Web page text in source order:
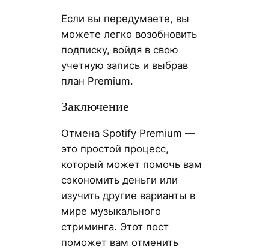
Если вы передумаете, вы
можете легко возобновить
подписку, войдя в свою
учетную запись и выбрав
план Premium.
Заключение
Отмена Spotify Premium —
это простой процесс,
который может помочь вам
сэкономить деньги или
изучить другие варианты в
мире музыкального
стриминга. Этот пост
поможет вам отменить